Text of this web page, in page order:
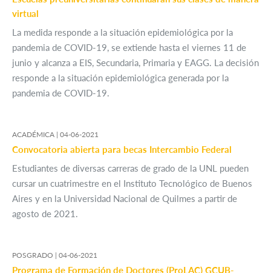
virtual
La medida responde a la situación epidemiológica por la
pandemia de COVID-19, se extiende hasta el viernes 11 de
junio y alcanza a EIS, Secundaria, Primaria y EAGG. La decisión
responde a la situación epidemiológica generada por la
pandemia de COVID-19.
ACADÉMICA | 04-06-2021
Convocatoria abierta para becas Intercambio Federal
Estudiantes de diversas carreras de grado de la UNL pueden
cursar un cuatrimestre en el Instituto Tecnológico de Buenos
Aires y en la Universidad Nacional de Quilmes a partir de
agosto de 2021.
POSGRADO | 04-06-2021
Programa de Formación de Doctores (ProLAC) GCUB-